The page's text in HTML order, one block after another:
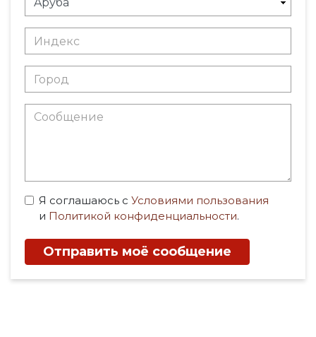
Я соглашаюсь с Условиями пользования
и Политикой конфиденциальности.
Отправить моё сообщение